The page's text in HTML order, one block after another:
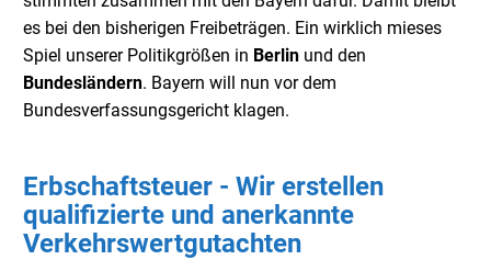
es bei den bisherigen Freibeträgen. Ein wirklich mieses
Spiel unserer Politikgrößen in Berlin und den
Bundesländern. Bayern will nun vor dem
Bundesverfassungsgericht klagen.
Erbschaftsteuer - Wir erstellen
qualifizierte und anerkannte
Verkehrswertgutachten